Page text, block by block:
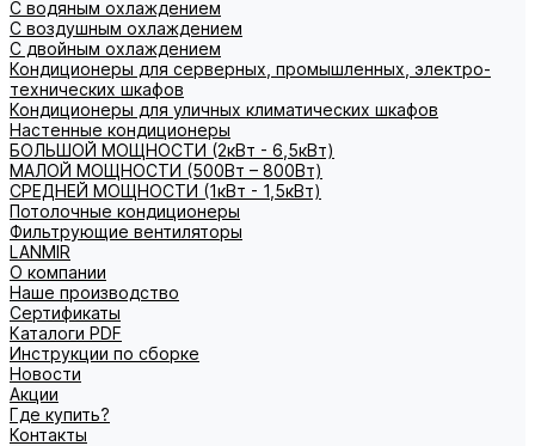
С водяным охлаждением
С воздушным охлаждением
С двойным охлаждением
Кондиционеры для серверных, промышленных, электро-
технических шкафов
Кондиционеры для уличных климатических шкафов
Настенные кондиционеры
БОЛЬШОЙ МОЩНОСТИ (2кВт - 6,5кВт)
МАЛОЙ МОЩНОСТИ (500Вт – 800Вт)
СРЕДНЕЙ МОЩНОСТИ (1кВт - 1,5кВт)
Потолочные кондиционеры
Фильтрующие вентиляторы
LANMIR
О компании
Наше производство
Сертификаты
Каталоги PDF
Инструкции по сборке
Новости
Акции
Где купить?
Контакты